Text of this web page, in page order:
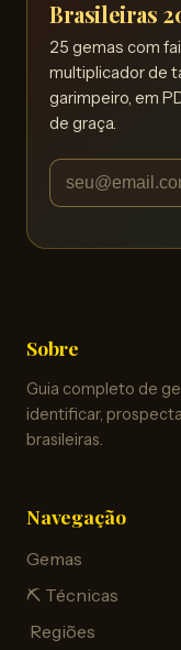
Brasileiras
25 gemas com
multiplicador de
garimpeiro, em
de graça.
Sobre
Guia completo de
identificar,
brasileiras.
Navegação
Gemas
⛏️ Técnicas
️ Regiões